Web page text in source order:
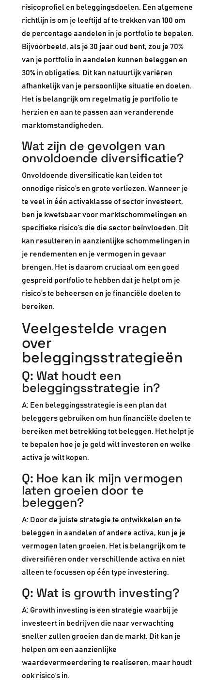
risicoprofiel en beleggingsdoelen. Een algemene
richtlijn is om je leeftijd af te trekken van 100 om
de percentage aandelen in je portfolio te bepalen.
Bijvoorbeeld, als je 30 jaar oud bent, zou je 70%
van je portfolio in aandelen kunnen beleggen en
30% in obligaties. Dit kan natuurlijk variëren
afhankelijk van je persoonlijke situatie en doelen.
Het is belangrijk om regelmatig je portfolio te
herzien en aan te passen aan veranderende
marktomstandigheden.
Wat zijn de gevolgen van
onvoldoende diversificatie?
Onvoldoende diversificatie kan leiden tot
onnodige risico’s en grote verliezen. Wanneer je
te veel in één activaklasse of sector investeert,
ben je kwetsbaar voor marktschommelingen en
specifieke risico’s die die sector beïnvloeden. Dit
kan resulteren in aanzienlijke schommelingen in
je rendementen en je vermogen in gevaar
brengen. Het is daarom cruciaal om een goed
gespreid portfolio te hebben dat je helpt om je
risico’s te beheersen en je financiële doelen te
bereiken.
Veelgestelde vragen
over
beleggingsstrategieën
Q: Wat houdt een
beleggingsstrategie in?
A: Een beleggingsstrategie is een plan dat
beleggers gebruiken om hun financiële doelen te
bereiken met betrekking tot beleggen. Het helpt je
te bepalen hoe je je geld wilt investeren en welke
activa je wilt kopen.
Q: Hoe kan ik mijn vermogen
laten groeien door te
beleggen?
A: Door de juiste strategie te ontwikkelen en te
beleggen in aandelen of andere activa, kun je je
vermogen laten groeien. Het is belangrijk om te
diversifiëren onder verschillende activa en niet
alleen te focussen op één type investering.
Q: Wat is growth investing?
A: Growth investing is een strategie waarbij je
investeert in bedrijven die naar verwachting
sneller zullen groeien dan de markt. Dit kan je
helpen om een aanzienlijke
waardevermeerdering te realiseren, maar houdt
ook risico’s in.